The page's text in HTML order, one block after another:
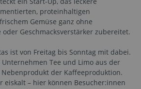
proteinhaltigen
Gemüse ganz ohne
Geschmacksverstärker zubereitet.
ist von Freitag bis Sonntag mit dabei.
Tee und Limo aus der
der Kaffeeproduktion.
eiskalt – hier können Besucher:innen